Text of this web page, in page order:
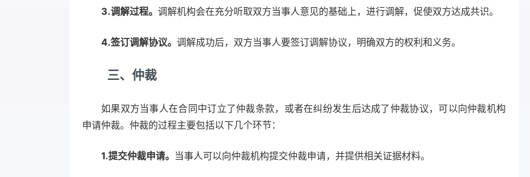
3.调解过程。 调解机构会在充分听取双方当事人意见的基础上，进行调解，促使双方达成共识。
4.签订调解协议。 调解成功后，双方当事人要签订调解协议，明确双方的权利和义务。
三、仲裁
如果双方当事人在合同中订立了仲裁条款，或者在纠纷发生后达成了仲裁协议，可以向仲裁机构
申请仲裁。仲裁的过程主要包括以下几个环节：
1.提交仲裁申请。 当事人可以向仲裁机构提交仲裁申请，并提供相关证据材料。